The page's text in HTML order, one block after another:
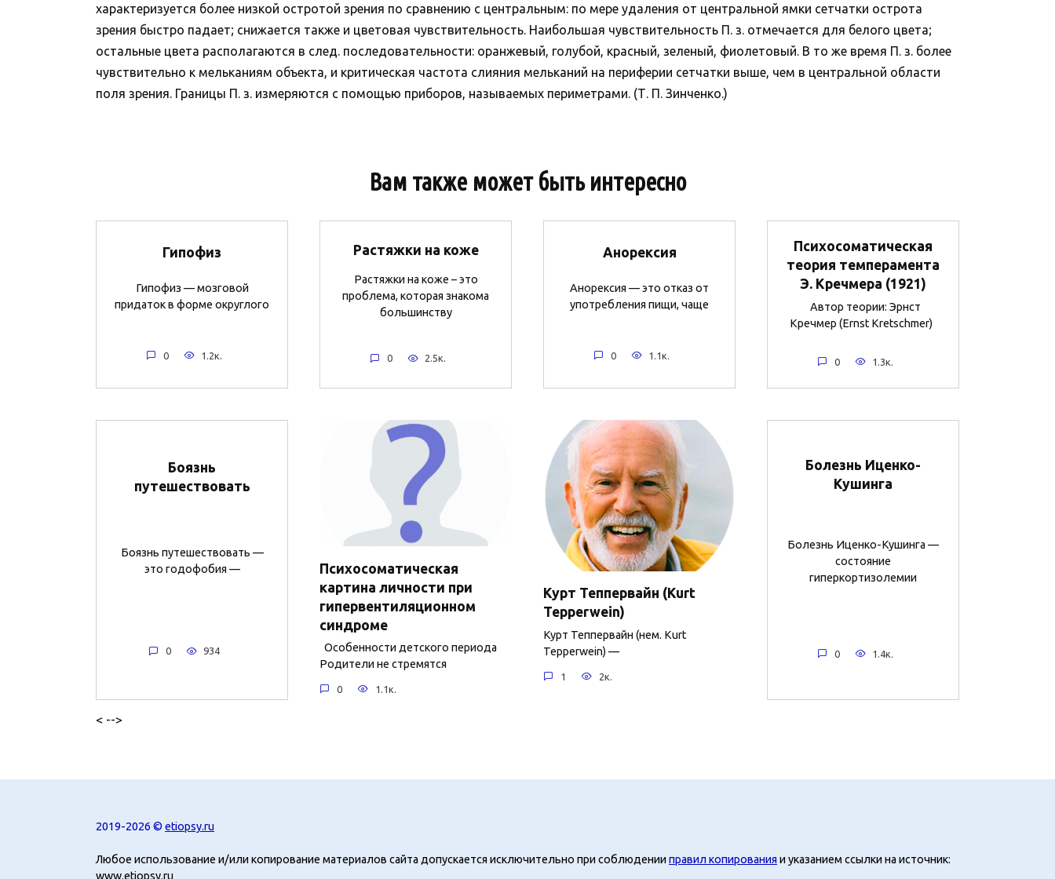
характеризуется более низкой остротой зрения по сравнению с центральным: по мере удаления от центральной ямки сетчатки острота
зрения быстро падает; снижается также и цветовая чувствительность. Наибольшая чувствительность П. з. отмечается для белого цвета;
остальные цвета располагаются в след. последовательности: оранжевый, голубой, красный, зеленый, фиолетовый. В то же время П. з. более
чувствительно к мельканиям объекта, и критическая частота слияния мельканий на периферии сетчатки выше, чем в центральной области
поля зрения. Границы П. з. измеряются с помощью приборов, называемых периметрами. (Т. П. Зинченко.)
Вам также может быть интересно
Гипофиз
Гипофиз — мозговой
придаток в форме округлого
0 1.2к.
Растяжки на коже
Растяжки на коже – это
проблема, которая знакома
большинству
0 2.5к.
Анорексия
Анорексия — это отказ от
употребления пищи, чаще
0 1.1к.
Психосоматическая
теория темперамента
Э. Кречмера (1921)
Автор теории: Эрнст
Кречмер (Ernst Kretschmer)
0 1.3к.
Боязнь
путешествовать
Боязнь путешествовать —
это годофобия —
0 934
Психосоматическая
картина личности при
гипервентиляционном
синдроме
Особенности детского периода
Родители не стремятся
0 1.1к.
Курт Теппервайн (Kurt
Tepperwein)
Курт Теппервайн (нем. Kurt
Tepperwein) —
1 2к.
Болезнь Иценко-
Кушинга
Болезнь Иценко-Кушинга —
состояние
гиперкортизолемии
0 1.4к.
< -->
2019-2026 © etiopsy.ru
Любое использование и/или копирование материалов сайта допускается исключительно при соблюденииправил копирования и указанием ссылки на источник:
www.etiopsy.ru